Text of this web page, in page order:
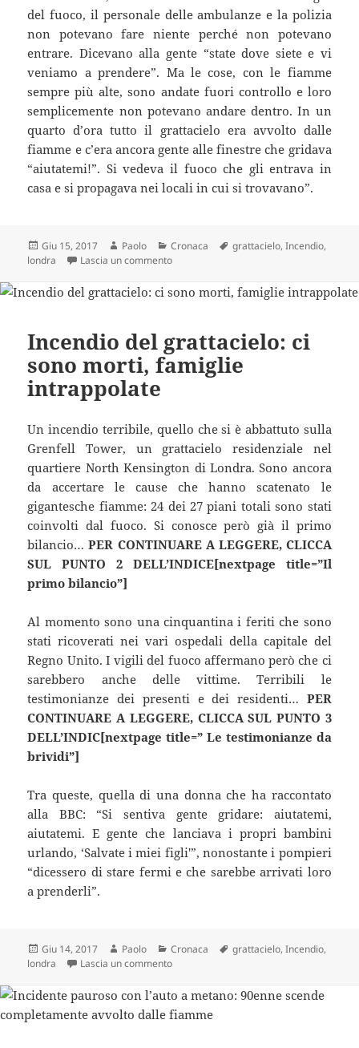
del fuoco, il personale delle ambulanze e la polizia
non potevano fare niente perché non potevano
entrare. Dicevano alla gente “state dove siete e vi
veniamo a prendere”. Ma le cose, con le fiamme
sempre più alte, sono andate fuori controllo e loro
semplicemente non potevano andare dentro. In un
quarto d’ora tutto il grattacielo era avvolto dalle
fiamme e c’era ancora gente alle finestre che gridava
“aiutatemi!”. Si vedeva il fuoco che gli entrava in
casa e si propagava nei locali in cui si trovavano”.
Scritto
il
Giu 15, 2017 Autore
Paolo Categorie
Cronaca Tag
grattacielo,Incendio,
londra
Lascia un commentosu Il bambino lanciato dalla finestra
Incendio del grattacielo: ci
sono morti, famiglie
intrappolate
Un incendio terribile, quello che si è abbattuto sulla
Grenfell Tower, un grattacielo residenziale nel
quartiere North Kensington di Londra. Sono ancora
da accertare le cause che hanno scatenato le
gigantesche fiamme: 24 dei 27 piani totali sono stati
coinvolti dal fuoco. Si conosce però già il primo
bilancio…PER CONTINUARE A LEGGERE, CLICCA
SUL PUNTO 2 DELL’INDICE[nextpage title=”Il
primo bilancio”]
Al momento sono una cinquantina i feriti che sono
stati ricoverati nei vari ospedali della capitale del
Regno Unito. I vigili del fuoco affermano però che ci
sarebbero anche delle vittime. Terribili le
testimonianze dei presenti e dei residenti… PER
CONTINUARE A LEGGERE, CLICCA SUL PUNTO 3
DELL’INDIC[nextpage title=” Le testimonianze da
brividi”]
Tra queste, quella di una donna che ha raccontato
alla BBC: “Si sentiva gente gridare: aiutatemi,
aiutatemi. E gente che lanciava i propri bambini
urlando, ‘Salvate i miei figli'”, nonostante i pompieri
“dicessero di stare fermi e che sarebbe arrivati loro
a prenderli”.
Scritto
il
Giu 14, 2017 Autore
Paolo Categorie
Cronaca Tag
grattacielo,Incendio,
londra
Lascia un commentosu Incendio del grattacielo: ci sono